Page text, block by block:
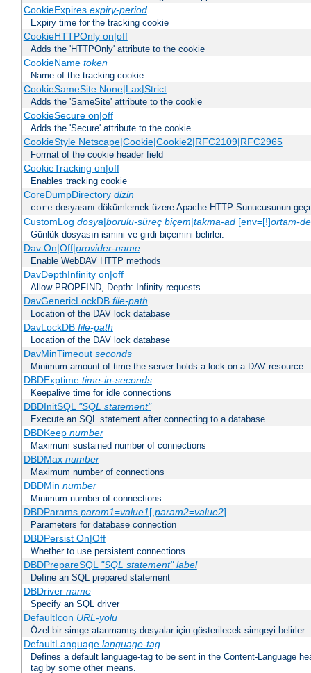
CookieExpires expiry-period
Expiry time for the tracking cookie
CookieHTTPOnly on|off
Adds the 'HTTPOnly' attribute to the cookie
CookieName token
Name of the tracking cookie
CookieSameSite None|Lax|Strict
Adds the 'SameSite' attribute to the cookie
CookieSecure on|off
Adds the 'Secure' attribute to the cookie
CookieStyle Netscape|Cookie|Cookie2|RFC2109|RFC2965
Format of the cookie header field
CookieTracking on|off
Enables tracking cookie
CoreDumpDirectory dizin
core dosyasını dökümlemek üzere Apache HTTP Sunucusunun
CustomLog dosya|borulu-süreç biçem|takma-ad[env=[!]ortam-
Günlük dosyasın ismini ve girdi biçemini belirler.
Dav On|Off|provider-name
Enable WebDAV HTTP methods
DavDepthInfinity on|off
Allow PROPFIND, Depth: Infinity requests
DavGenericLockDB file-path
Location of the DAV lock database
DavLockDB file-path
Location of the DAV lock database
DavMinTimeout seconds
Minimum amount of time the server holds a lock on a DAV resource
DBDExptime time-in-seconds
Keepalive time for idle connections
DBDInitSQL "SQL statement"
Execute an SQL statement after connecting to a database
DBDKeep number
Maximum sustained number of connections
DBDMax number
Maximum number of connections
DBDMin number
Minimum number of connections
DBDParams param1=value1[,param2=value2]
Parameters for database connection
DBDPersist On|Off
Whether to use persistent connections
DBDPrepareSQL "SQL statement" label
Define an SQL prepared statement
DBDriver name
Specify an SQL driver
DefaultIcon URL-yolu
Özel bir simge atanmamış dosyalar için gösterilecek simgeyi belirler.
DefaultLanguage language-tag
Defines a default language-tag to be sent in the Content-Language
tag by some other means.